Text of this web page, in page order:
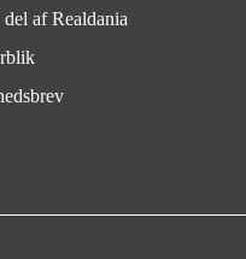
af Realdania